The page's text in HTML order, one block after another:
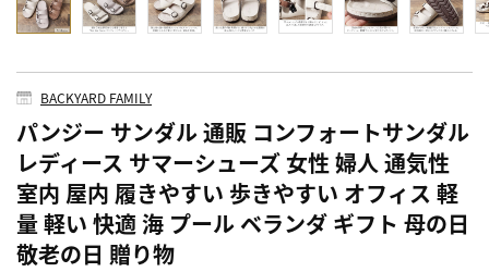
BACKYARD FAMILY
パンジー サンダル 通販 コンフォートサンダル
レディース サマーシューズ 女性 婦人 通気性
室内 屋内 履きやすい 歩きやすい オフィス 軽
量 軽い 快適 海 プール ベランダ ギフト 母の日
敬老の日 贈り物